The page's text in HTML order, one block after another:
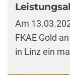
Am
FKAE Gold
in Linz ein